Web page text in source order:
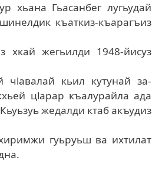
хьана Гьасанбег лугьудай
къаткиз-къарагъиз
хкай жегьилди 1948-йисуз
чlавалай кьил кутунай за-
цlарар къалурайла ада
жедалди ктаб акъудиз
гуьруьш ва ихтилат